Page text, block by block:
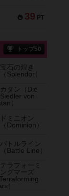
39 PT
トップ50